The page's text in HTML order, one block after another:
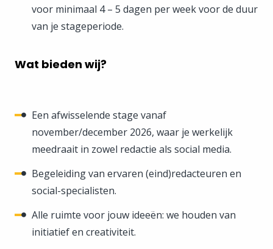
voor minimaal 4 – 5 dagen per week voor de duur
van je stageperiode.
Wat bieden wij?
Een afwisselende stage vanaf
november/december 2026, waar je werkelijk
meedraait in zowel redactie als social media.
Begeleiding van ervaren (eind)redacteuren en
social-specialisten.
Alle ruimte voor jouw ideeën: we houden van
initiatief en creativiteit.